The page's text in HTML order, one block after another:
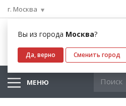
г. Москва
Вы из города Москва?
Да, верно Сменить город
МЕНЮ